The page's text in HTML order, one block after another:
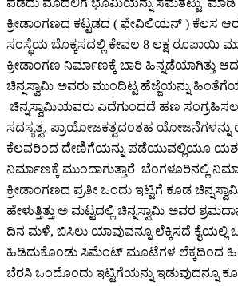
ಪಡೆದು ಮೊದಲಿಗೆ ಭೂಮಿಯನ್ನು ಸಮತಟ್ಟು ಮಾಡಿ
ಕ್ರೀಡಾಂಗಣದ ಕಟ್ಟಡದ ( ಫೇವಿಲಿಯನ್ ) ಕೆಲಸ
ಸಂಸ್ಥೆಯ ಬೊಕ್ಕಸದಲ್ಲಿ ಕೇವಲ 8 ಲಕ್ಷ ರೂಪಾಯಿ
ಕ್ರೀಡಾಂಗಣ ನಿರ್ಮಾಣಕ್ಕೆ ಬಾರಿ ಹಿನ್ನಡೆಯಾಗಿತ್ತು
ಚಿನ್ನಸ್ವಾಮಿ ಅವರು ಮುಂದಿಟ್ಟ ಹೆಜ್ಜೆಯನ್ನು
ಚಿನ್ನಸ್ವಾಮಿಯವರು ಎದೆಗುಂದದೆ ಹಣ
ಸದಸ್ಯತ್ವ, ಪ್ರಾಯೋಜಕತ್ವದಂತಹ
ಕೆಲವರಿಂದ ದೇಣಿಗೆಯನ್ನು ಪಡೆಯುವಲ್ಲಿಯೂ
ನಿರ್ಮಾಣಕ್ಕೆ ಮುಂದಾಗುತ್ತಾರೆ ಬೆಂಗಳೂರಿನಲ್ಲಿ
ಕ್ರೀಡಾಂಗಣದ ಪ್ರತೀ ಒಂದು ಇಟ್ಟಿಗೆ ಕೂಡ
ಹೇಳುತ್ತಿತ್ತು ಅ ಮಟ್ಟದಲ್ಲಿ ಚಿನ್ನಸ್ವಾಮಿ ಅವರ
ದಿನ ಮಳೆ, ಬಿಸಿಲು ಯಾವುವನ್ನೂ ಲೆಕ್ಕಿಸದೆ ಕೈಯಲ್ಲಿ
ಹಿಡಿದುಕೊಂಡು ಸಿಮೆಂಟ್ ಮೂಟೆಗಳ ಲೆಕ್ಕದಿಂದ
ಬೆರಸಿ ಒಂದೊಂದು ಇಟ್ಟಿಗೆಯನ್ನು ಇಡುವುದನ್ನೂ